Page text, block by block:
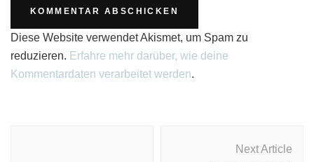
Diese Website verwendet Akismet, um Spam zu
reduzieren. Erfahre mehr darüber, wie deine
Kommentardaten verarbeitet werden.
Next Article